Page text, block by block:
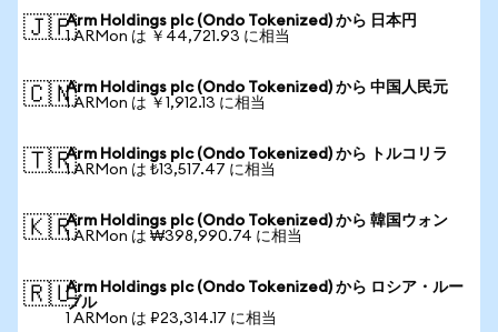
🇯🇵Arm Holdings plc (Ondo Tokenized) から 日本円
1 ARMon は ￥44,721.93 に相当
🇨🇳Arm Holdings plc (Ondo Tokenized) から 中国人民元
1 ARMon は ￥1,912.13 に相当
🇹🇷Arm Holdings plc (Ondo Tokenized) から トルコリラ
1 ARMon は ₺13,517.47 に相当
🇰🇷Arm Holdings plc (Ondo Tokenized) から 韓国ウォン
1 ARMon は ₩398,990.74 に相当
🇷🇺Arm Holdings plc (Ondo Tokenized) から ロシア・ルー
ブル
1 ARMon は ₽23,314.17 に相当